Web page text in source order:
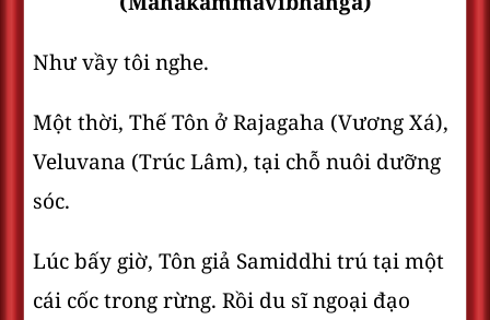
Như vầy tôi nghe.
Một thời, Thế Tôn ở Rajagaha (Vương Xá),
Veluvana (Trúc Lâm), tại chỗ nuôi dưỡng
sóc.
Lúc bấy giờ, Tôn giả Samiddhi trú tại một
cái cốc trong rừng. Rồi du sĩ ngoại đạo